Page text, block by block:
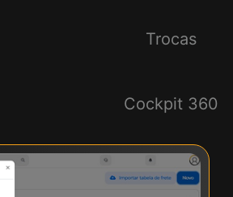
Trocas
Cockpit 360